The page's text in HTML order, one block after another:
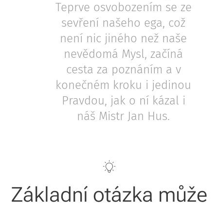
Teprve osvobozením se ze
sevření našeho ega, což
není nic jiného než naše
nevědomá Mysl, začíná
cesta za poznáním a v
konečném kroku i jedinou
Pravdou, jak o ní kázal i
náš Mistr Jan Hus.
Základní otázka může